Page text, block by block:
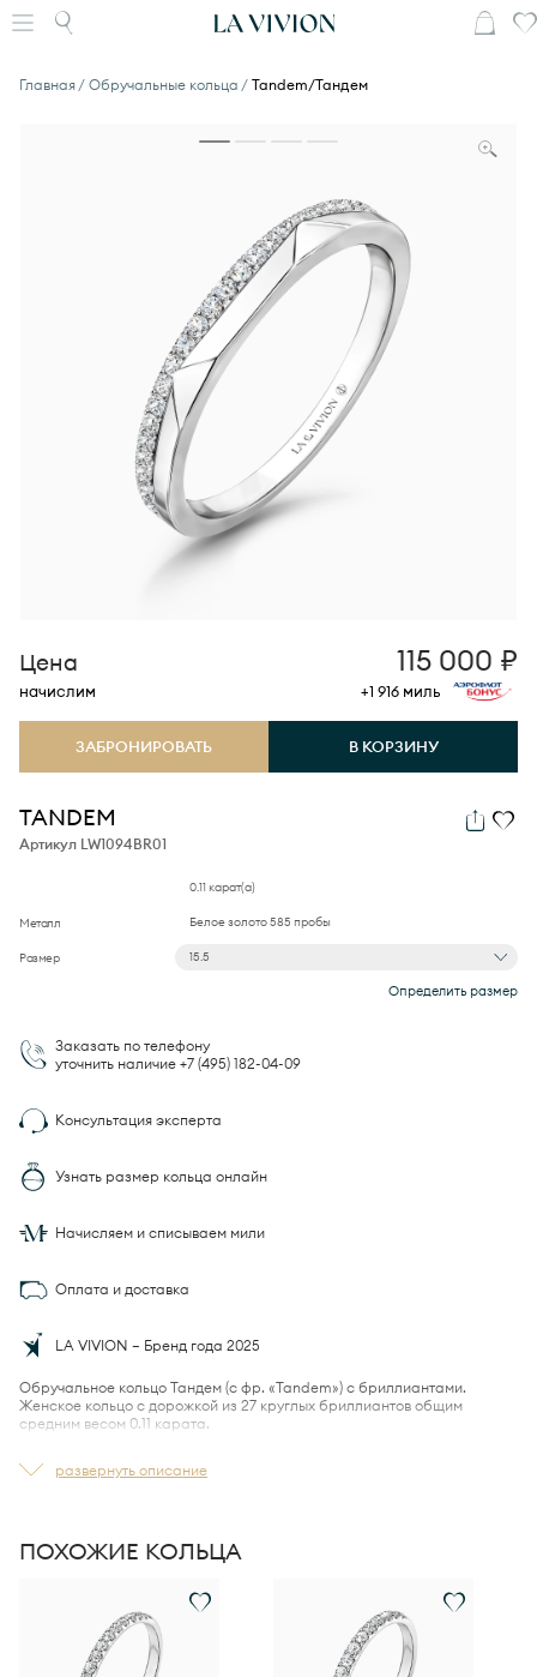
Главная Обручальные кольца Tandem/Тандем
TANDEM
Артикул LW1094BR01
0.11 карат(а)
Металл Белое золото 585 пробы
Размер 15.5
Определить размер
Цена 115 000 ₽
начислим +1 916 миль
ЗАБРОНИРОВАТЬ В КОРЗИНУ
Заказать по телефону
+7 (495) 182-04-09
Начисляем и списываем мили
Консультация эксперта
Оплата и доставка
Узнать размер кольца онлайн
LA VIVION — Бренд года 2025
Обручальное кольцо Тандем (с фр. «Tandem») с бриллиантами.
Женское кольцо с дорожкой из 27 круглых бриллиантов общим
средним весом 0.11 карата.
Ширина кольца 2.8 мм.
Вес и количество бриллиантов могут незначительно варьироваться в
развернуть описание
ПОХОЖИЕ КОЛЬЦА